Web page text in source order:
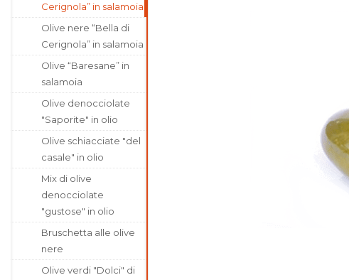
Cerignola” in salamoia
Olive nere “Bella di
Cerignola” in salamoia
Olive “Baresane” in
salamoia
Olive denocciolate
"Saporite" in olio
Olive schiacciate "del
casale" in olio
Mix di olive
denocciolate
"gustose" in olio
Bruschetta alle olive
nere
Olive verdi "Dolci" di